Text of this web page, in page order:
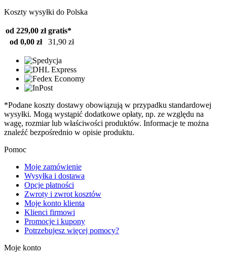
Koszty wysyłki do Polska
od 229,00 zł gratis*
od 0,00 zł
31,90 zł
*Podane koszty dostawy obowiązują w przypadku standardowej
wysyłki. Mogą wystąpić dodatkowe opłaty, np. ze względu na
wagę, rozmiar lub właściwości produktów. Informacje te można
znaleźć bezpośrednio w opisie produktu.
Pomoc
Moje zamówienie
Wysyłka i dostawa
Opcje płatności
Zwroty i zwrot kosztów
Moje konto klienta
Klienci firmowi
Promocje i kupony
Potrzebujesz więcej pomocy?
Moje konto